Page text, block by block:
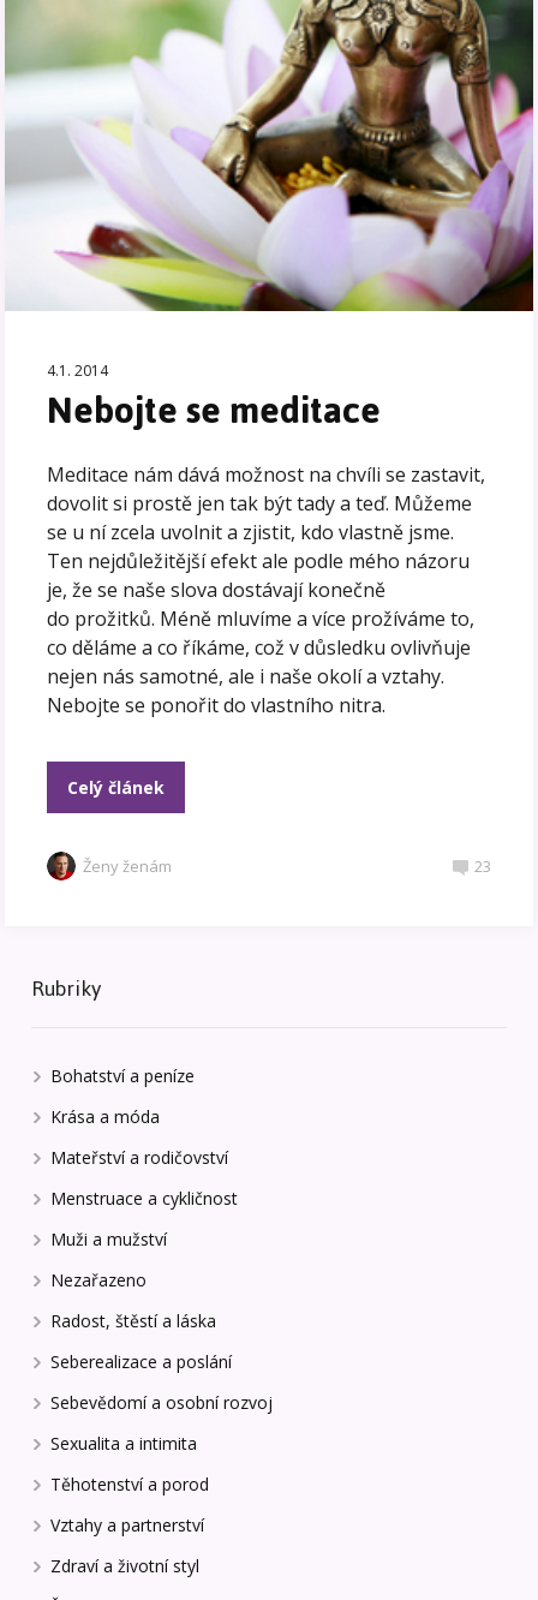
4.1. 2014
Nebojte se meditace
Meditace nám dává možnost na chvíli se zastavit,
dovolit si prostě jen tak být tady a teď. Můžeme
se u ní zcela uvolnit a zjistit, kdo vlastně jsme.
Ten nejdůležitější efekt ale podle mého názoru
je, že se naše slova dostávají konečně
do prožitků. Méně mluvíme a více prožíváme to,
co děláme a co říkáme, což v důsledku ovlivňuje
nejen nás samotné, ale i naše okolí a vztahy.
Nebojte se ponořit do vlastního nitra.
Celý článek
Ženy ženám 23
Rubriky
Bohatství a peníze
Krása a móda
Mateřství a rodičovství
Menstruace a cykličnost
Muži a mužství
Nezařazeno
Radost, štěstí a láska
Seberealizace a poslání
Sebevědomí a osobní rozvoj
Sexualita a intimita
Těhotenství a porod
Vztahy a partnerství
Zdraví a životní styl